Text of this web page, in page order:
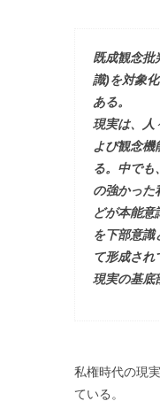
既成観念批
識)を対象
ある。
現実は、人
よび観念機
る。中で
の強かった
どが本能意
を下部意識
て形成され
現実の基底
私権時代の現
ている。